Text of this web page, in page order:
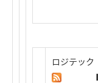
ロジテック